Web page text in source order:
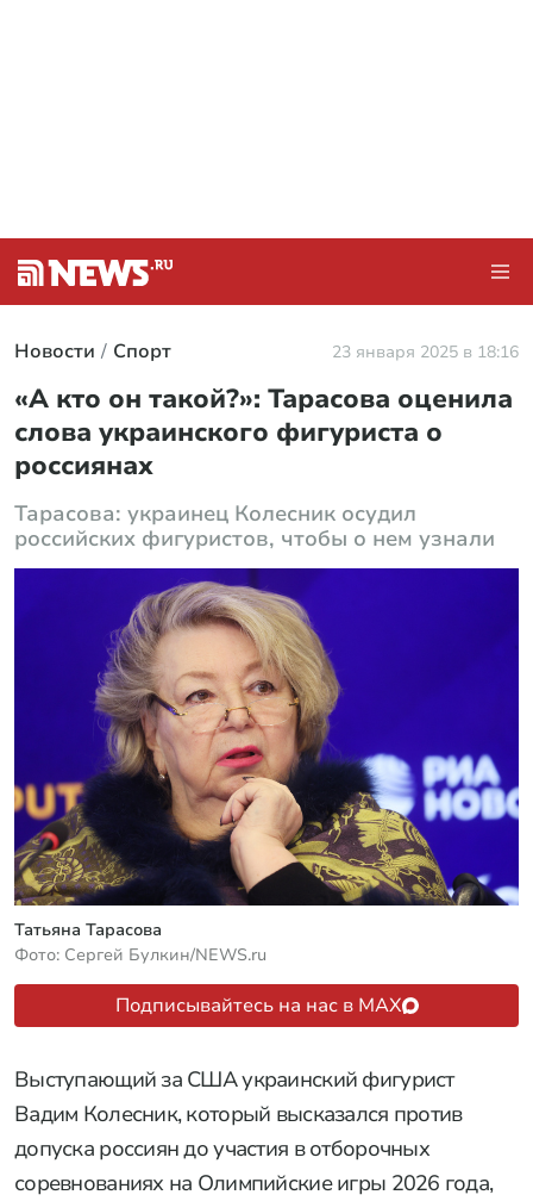
Новости Спорт 23 января 2025 в 18:16
«А кто он такой?»: Тарасова оценила
слова украинского фигуриста о
россиянах
Тарасова: украинец Колесник осудил
российских фигуристов, чтобы о нем узнали
Татьяна Тарасова
Фото: Сергей Булкин/NEWS.ru
Подписывайтесь на нас в MAX
Выступающий за США украинский фигурист
Вадим Колесник, который высказался против
допуска россиян до участия в отборочных
соревнованиях на Олимпийские игры 2026 года,